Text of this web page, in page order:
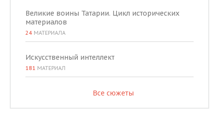
Великие воины Татарии. Цикл исторических
материалов
24 МАТЕРИАЛА
Искусственный интеллект
181 МАТЕРИАЛ
Все сюжеты